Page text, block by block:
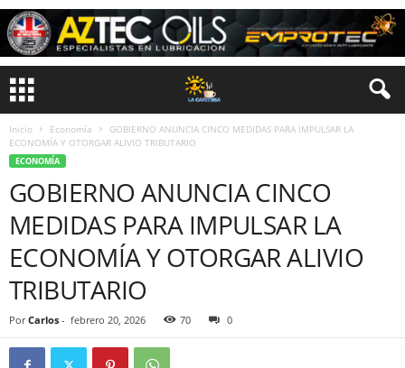
Inicio Economía
GOBIERNO ANUNCIA CINCO MEDIDAS PARA IMPULSAR LA
ECONOMÍA Y OTORGAR ALIVIO TRIBUTARIO
ECONOMÍA
GOBIERNO ANUNCIA CINCO
MEDIDAS PARA IMPULSAR LA
ECONOMÍA Y OTORGAR ALIVIO
TRIBUTARIO
Por Carlos - febrero 20, 2026 70 0